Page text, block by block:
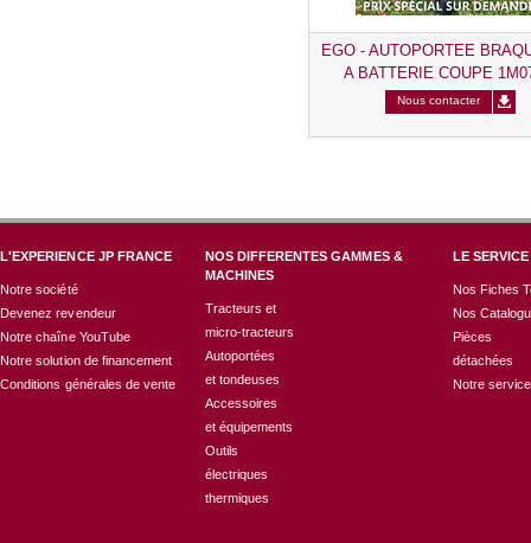
EGO - AUTOPORTEE
A BATTERIE COUPE
ampères extension
ampères
Nous contacter
L'EXPERIENCE JP FRANCE
Notre société
Devenez revendeur
Notre chaîne YouTube
Notre solution de financement
Conditions générales de vente
NOS DIFFERENTES GAMMES &
MACHINES
Tracteurs et
micro-tracteurs
Autoportées
et tondeuses
Accessoires
et équipements
Outils
électriques
thermiques
LE
Nos Fiches
Nos
Pièces
détachées
Notre